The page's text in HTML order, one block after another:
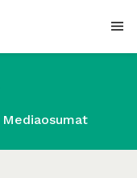
Mediaosumat